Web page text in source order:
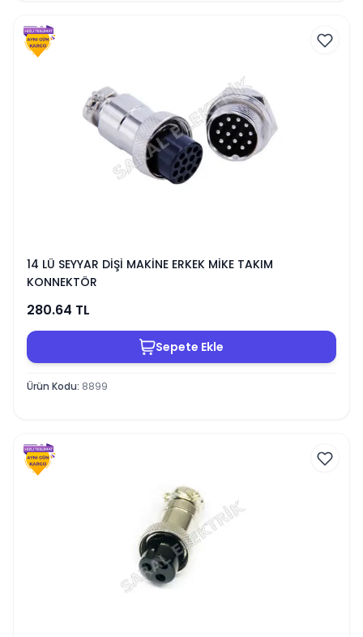
14 LÜ SEYYAR DİŞİ MAKİNE ERKEK MİKE TAKIM
KONNEKTÖR
280.64 TL
Sepete Ekle
Ürün Kodu: 8899